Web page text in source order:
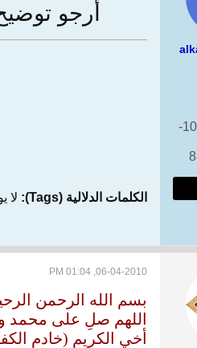
10-
أرجو
الكلمات الدلالية (Tags): لا
06-04-2010, 01:04 PM
بسم الله الرحمن
اللهم صلِ على محمد
أخي الكريم (خادم